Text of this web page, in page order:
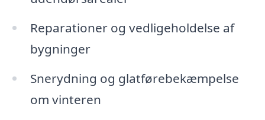
Reparationer og vedligeholdelse af
bygninger
Snerydning og glatførebekæmpelse
om vinteren